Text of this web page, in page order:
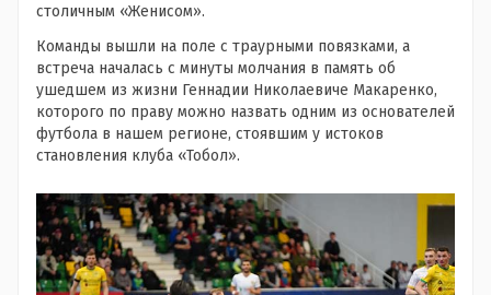
столичным «Женисом».
Команды вышли на поле с траурными повязками, а
встреча началась с минуты молчания в память об
ушедшем из жизни Геннадии Николаевиче Макаренко,
которого по праву можно назвать одним из основателей
футбола в нашем регионе, стоявшим у истоков
становления клуба «Тобол».